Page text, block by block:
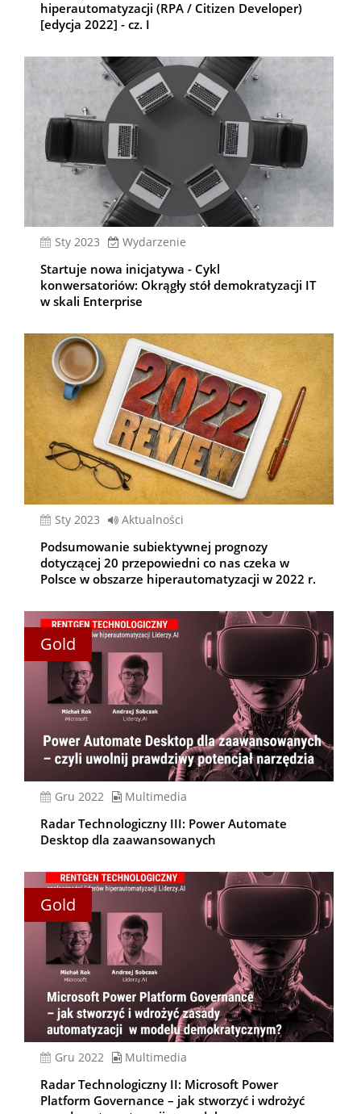
hiperautomatyzacji (RPA / Citizen Developer)
[edycja 2022] - cz. I
sty 2023 Wydarzenie
Startuje nowa inicjatywa - Cykl
konwersatoriów: Okrągły stół demokratyzacji IT
w skali Enterprise
sty 2023 Aktualności
Podsumowanie subiektywnej prognozy
dotyczącej 20 przepowiedni co nas czeka w
Polsce w obszarze hiperautomatyzacji w 2022 r.
Gold
gru 2022 Multimedia
Radar Technologiczny III: Power Automate
Desktop dla zaawansowanych
Gold
gru 2022 Multimedia
Radar Technologiczny II: Microsoft Power
Platform Governance – jak stworzyć i wdrożyć